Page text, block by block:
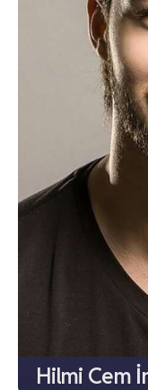
Hilmi Cem